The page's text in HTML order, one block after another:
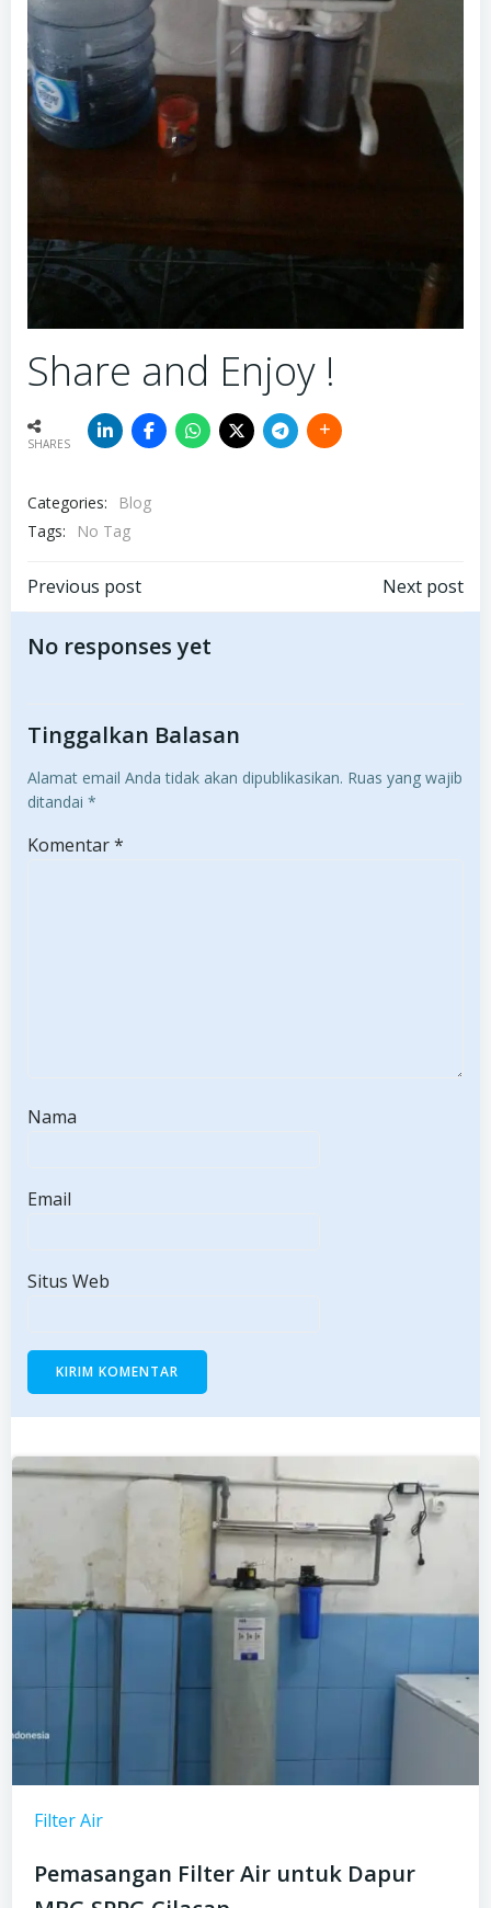
Share and Enjoy !
SHARES
Categories:
Blog
Tags:
No Tag
Post
navigation
Previous post
Post
Next post
No responses yet
Tinggalkan Balasan
Alamat email Anda tidak akan dipublikasikan. Ruas yang wajib
ditandai *
Komentar*
Nama
Email
Situs Web
Filter Air
Pemasangan Filter Air untuk Dapur